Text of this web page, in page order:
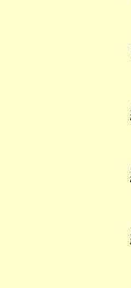
小
内閣府地
上
総務大
岡
総務大臣
椎
総務省
久